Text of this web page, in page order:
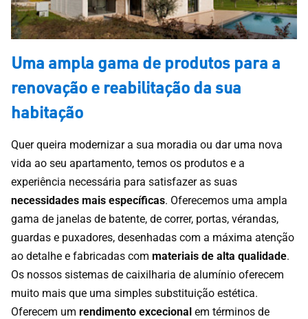
Uma ampla gama de produtos para a
renovação e reabilitação da sua
habitação
Quer queira modernizar a sua moradia ou dar uma nova
vida ao seu apartamento, temos os produtos e a
experiência necessária para satisfazer as suas
necessidades mais específicas. Oferecemos uma ampla
gama de janelas de batente, de correr, portas, vérandas,
guardas e puxadores, desenhadas com a máxima atenção
ao detalhe e fabricadas com materiais de alta qualidade.
Os nossos sistemas de caixilharia de alumínio oferecem
muito mais que uma simples substituição estética.
Oferecem um rendimento excecional em términos de